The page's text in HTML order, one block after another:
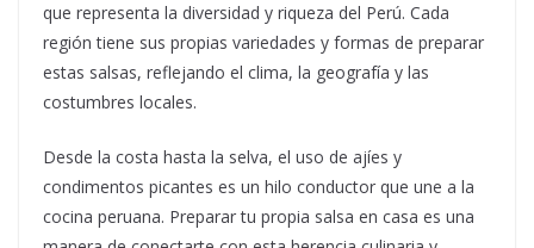
que representa la diversidad y riqueza del Perú. Cada
región tiene sus propias variedades y formas de preparar
estas salsas, reflejando el clima, la geografía y las
costumbres locales.
Desde la costa hasta la selva, el uso de ajíes y
condimentos picantes es un hilo conductor que une a la
cocina peruana. Preparar tu propia salsa en casa es una